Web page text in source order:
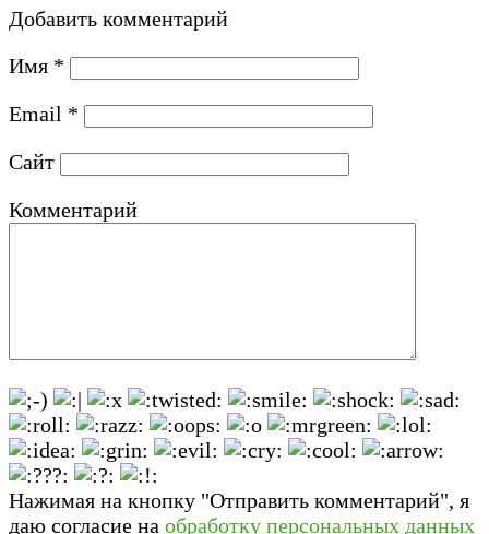
Добавить комментарий
Имя *
Email *
Сайт
Комментарий
Нажимая на кнопку "Отправить комментарий", я
даю согласие на обработку персональных данных